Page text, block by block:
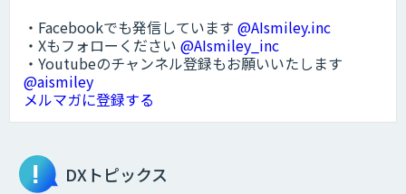
・Facebookでも発信しています @AIsmiley.inc
・Xもフォローください @AIsmiley_inc
・Youtubeのチャンネル登録もお願いいたします
@aismiley
メルマガに登録する
DXトピックス